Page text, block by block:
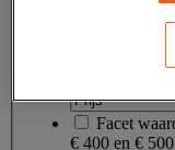
Facet
€ 400 en € 500